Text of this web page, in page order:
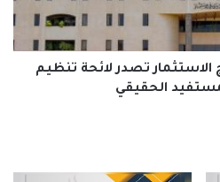
الاستثمار تصدر لائحة تنظيم
الحقيقي